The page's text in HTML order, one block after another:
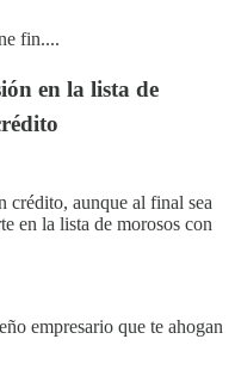
fin....
en la lista de
crédito, aunque al final sea
en la lista de morosos con
empresario que te ahogan